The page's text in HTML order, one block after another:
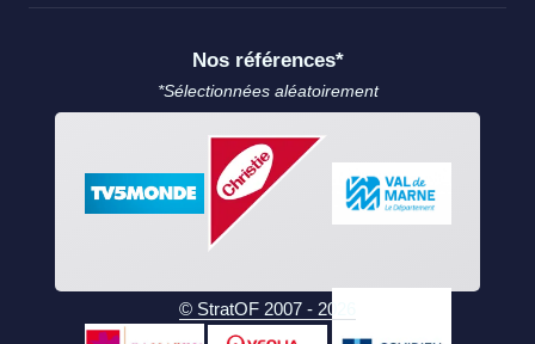
Nos références*
*Sélectionnées aléatoirement
© StratOF 2007 - 2026